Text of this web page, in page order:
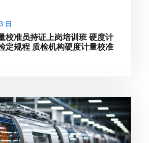
日
校准员持证上岗培训班 硬度计
定规程 质检机构硬度计量校准